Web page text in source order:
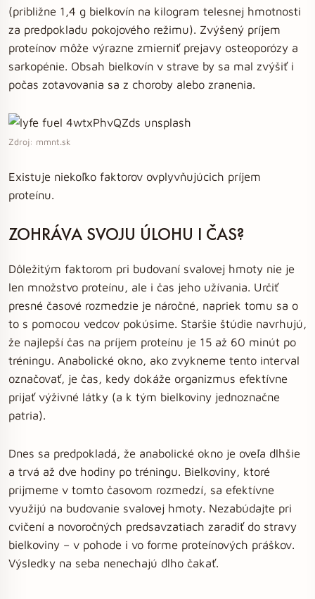
(približne 1,4 g bielkovín na kilogram telesnej hmotnosti
za predpokladu pokojového režimu). Zvýšený príjem
proteínov môže výrazne zmierniť prejavy osteoporózy a
sarkopénie. Obsah bielkovín v strave by sa mal zvýšiť i
počas zotavovania sa z choroby alebo zranenia.
Zdroj: mmnt.sk
Existuje niekoľko faktorov ovplyvňujúcich príjem
proteínu.
ZOHRÁVA SVOJU ÚLOHU I ČAS?
Dôležitým faktorom pri budovaní svalovej hmoty nie je
len množstvo proteínu, ale i čas jeho užívania. Určiť
presné časové rozmedzie je náročné, napriek tomu sa o
to s pomocou vedcov pokúsime. Staršie štúdie navrhujú,
že najlepší čas na príjem proteínu je 15 až 60 minút po
tréningu. Anabolické okno, ako zvykneme tento interval
označovať, je čas, kedy dokáže organizmus efektívne
prijať výživné látky (a k tým bielkoviny jednoznačne
patria).
Dnes sa predpokladá, že anabolické okno je oveľa dlhšie
a trvá až dve hodiny po tréningu. Bielkoviny, ktoré
prijmeme v tomto časovom rozmedzí, sa efektívne
využijú na budovanie svalovej hmoty. Nezabúdajte pri
cvičení a novoročných predsavzatiach zaradiť do stravy
bielkoviny – v pohode i vo forme proteínových práškov.
Výsledky na seba nenechajú dlho čakať.